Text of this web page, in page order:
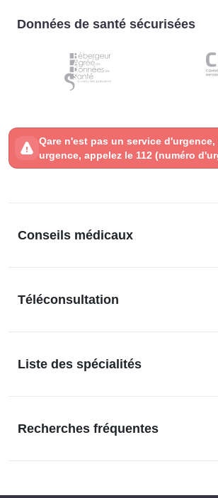
Données de santé sécurisées
Qare n'est pas un service
urgence, appelez le 112 (numéro
Conseils médicaux
Téléconsultation
Liste des spécialités
Recherches fréquentes